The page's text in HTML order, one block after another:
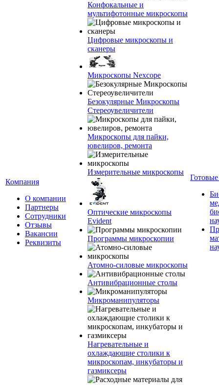
Компания
О компании
Партнеры
Сотрудники
Отзывы
Вакансии
Реквизиты
Конфокальные и
мультифотонные микроскопы
Цифровые микроскопы и
сканеры
Микроскопы Nexcope
Безокулярные Микроскопы
Стереоувеличители
Микроскопы для пайки,
ювелиров, ремонта
Измерительные микроскопы
Оптические микроскопы
Evident
Программы микроскопии
Атомно-силовые микроскопы
Антивибрационные столы
Микроманипуляторы
Нагревательные и
охлаждающие столики к
микроскопам, инкубаторы и
газмиксеры